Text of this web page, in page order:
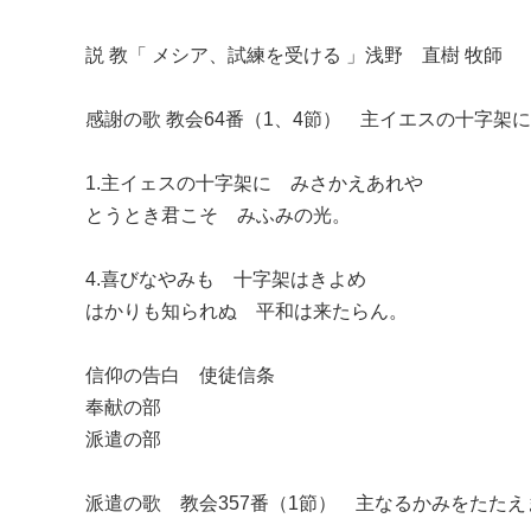
説 教「 メシア、試練を受ける 」浅野 直樹 牧師
感謝の歌 教会64番（1、4節） 主イエスの十字架に
1.主イェスの十字架に みさかえあれや
とうとき君こそ みふみの光。
4.喜びなやみも 十字架はきよめ
はかりも知られぬ 平和は来たらん。
信仰の告白 使徒信条
奉献の部
派遣の部
派遣の歌 教会357番（1節） 主なるかみをたたえ